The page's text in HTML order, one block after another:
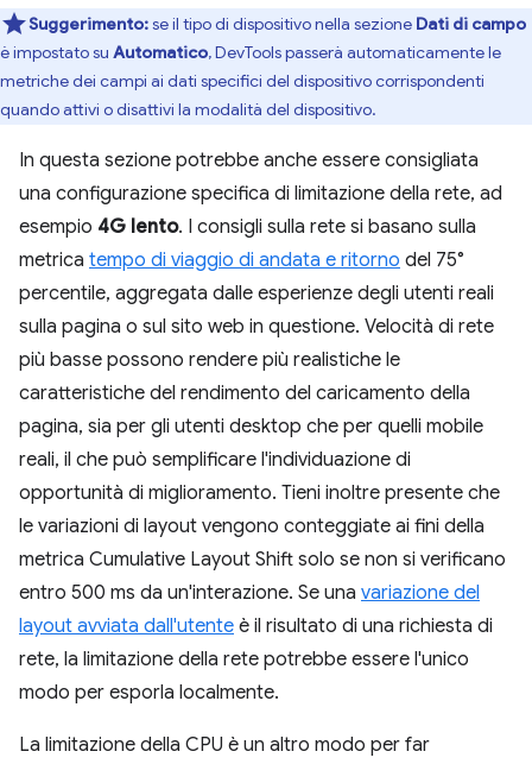
Suggerimento:se il tipo di dispositivo nella sezione Dati di campo
è impostato su Automatico, DevTools passerà automaticamente le
metriche dei campi ai dati specifici del dispositivo corrispondenti
quando attivi o disattivi la modalità del dispositivo.
In questa sezione potrebbe anche essere consigliata
una configurazione specifica di limitazione della rete, ad
esempio 4G lento. I consigli sulla rete si basano sulla
metrica tempo di viaggio di andata e ritorno del 75°
percentile, aggregata dalle esperienze degli utenti reali
sulla pagina o sul sito web in questione. Velocità di rete
più basse possono rendere più realistiche le
caratteristiche del rendimento del caricamento della
pagina, sia per gli utenti desktop che per quelli mobile
reali, il che può semplificare l'individuazione di
opportunità di miglioramento. Tieni inoltre presente che
le variazioni di layout vengono conteggiate ai fini della
metrica Cumulative Layout Shift solo se non si verificano
entro 500 ms da un'interazione. Se una variazione del
layout avviata dall'utente è il risultato di una richiesta di
rete, la limitazione della rete potrebbe essere l'unico
modo per esporla localmente.
La limitazione della CPU è un altro modo per far